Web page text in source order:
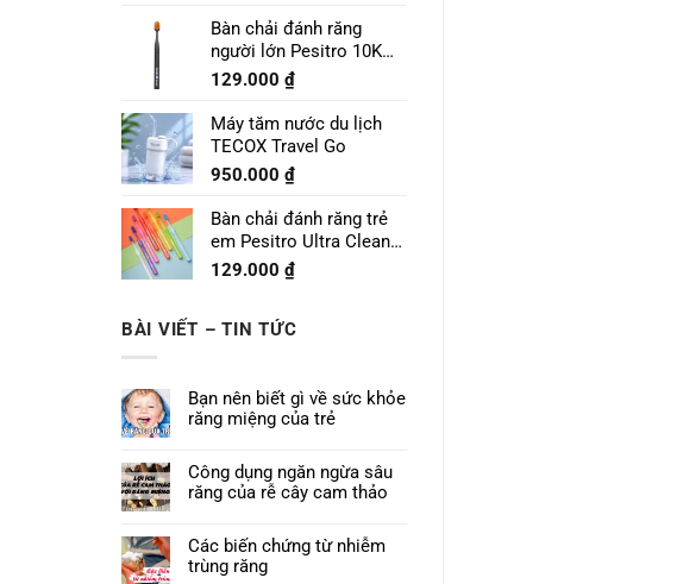
Bàn chải đánh răng
người lớn Pesitro 10K
Pro
129.000 ₫
Máy tăm nước du lịch
TECOX Travel Go
950.000 ₫
Bàn chải đánh răng trẻ
em Pesitro Ultra Clean
Prime 7680
129.000 ₫
BÀI VIẾT – TIN TỨC
Bạn nên biết gì về sức khỏe
răng miệng của trẻ
Công dụng ngăn ngừa sâu
răng của rễ cây cam thảo
Các biến chứng từ nhiễm
trùng răng